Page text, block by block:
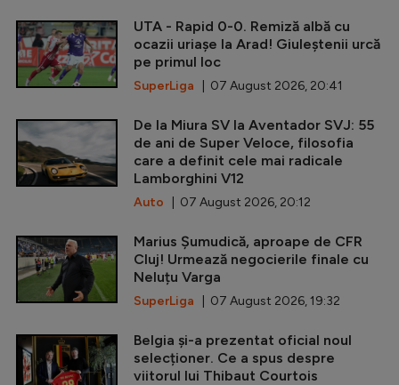
UTA - Rapid 0-0. Remiză albă cu
ocazii uriașe la Arad! Giuleștenii urcă
pe primul loc
SuperLiga | 07 August 2026, 20:41
De la Miura SV la Aventador SVJ: 55
de ani de Super Veloce, filosofia
care a definit cele mai radicale
Lamborghini V12
Auto | 07 August 2026, 20:12
Marius Șumudică, aproape de CFR
Cluj! Urmează negocierile finale cu
Neluțu Varga
SuperLiga | 07 August 2026, 19:32
Belgia și-a prezentat oficial noul
selecționer. Ce a spus despre
viitorul lui Thibaut Courtois